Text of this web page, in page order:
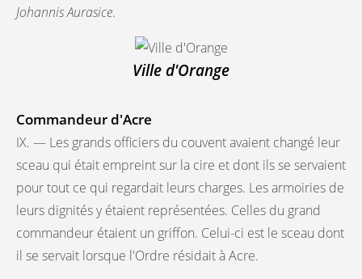
Johannis Aurasice.
Ville d'Orange
Commandeur d'Acre
IX. — Les grands officiers du couvent avaient changé leur
sceau qui était empreint sur la cire et dont ils se servaient
pour tout ce qui regardait leurs charges. Les armoiries de
leurs dignités y étaient représentées. Celles du grand
commandeur étaient un griffon. Celui-ci est le sceau dont
il se servait lorsque l'Ordre résidait à Acre.